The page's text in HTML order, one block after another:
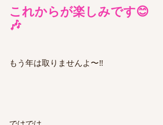
これからが楽しみです😊
🎶
もう年は取りませんよ〜‼️